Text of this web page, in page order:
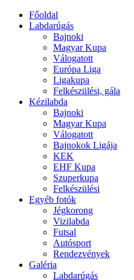
Főoldal
Labdarúgás
Bajnoki
Magyar Kupa
Válogatott
Európa Liga
Ligakupa
Felkészülési, gála
Kézilabda
Bajnoki
Magyar Kupa
Válogatott
Bajnokok Ligája
KEK
EHF Kupa
Szuperkupa
Felkészülési
Egyéb fotók
Jégkorong
Vizilabda
Futsal
Autósport
Rendezvények
Galéria
Labdarúgás